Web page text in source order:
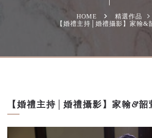
HOME
精選作品
【婚禮主持│婚禮攝影】家翰&
【婚禮主持│婚禮攝影】家翰&韶